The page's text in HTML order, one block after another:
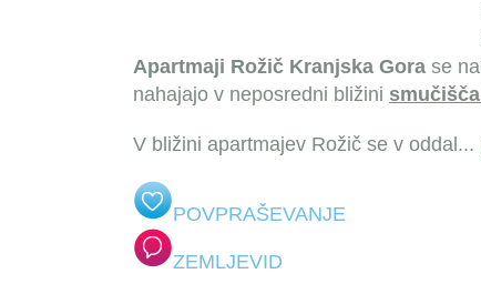
Apartmaji Rožič Kranjska Gora se
nahajajo v neposredni bližini
V bližini apartmajev Rožič se v oddal ...
POVPRAŠEVANJE
ZEMLJEVID